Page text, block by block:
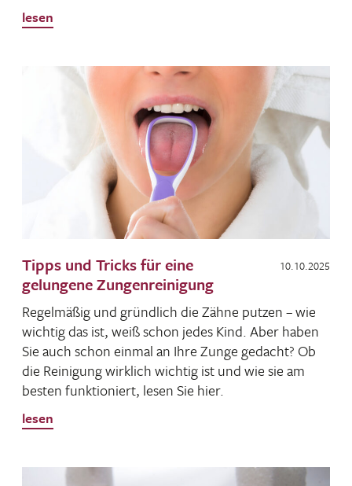
lesen
10.10.2025
Tipps und Tricks für eine
gelungene Zungenreinigung
Regel­mäßig und gründ­lich die Zähne putzen – wie
wichtig das ist, weiß schon jedes Kind. Aber haben
Sie auch schon einmal an Ihre Zunge gedacht? Ob
die Reini­gung wirk­lich wichtig ist und wie sie am
besten funk­tio­niert, lesen Sie hier.
lesen